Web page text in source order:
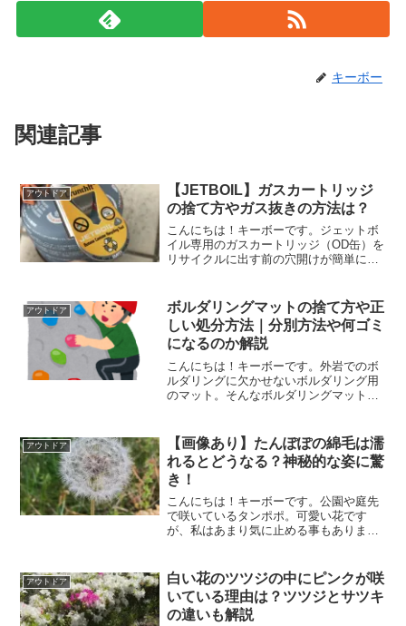
キーボー
関連記事
アウトドア
【JETBOIL】ガスカートリッジ
の捨て方やガス抜きの方法は？
こんにちは！キーボーです。ジェットボ
イル専用のガスカートリッジ（OD缶）を
リサイクルに出す前の穴開けが簡単に出
下さいね。
アウトドア
ボルダリングマットの捨て方や正
しい処分方法｜分別方法や何ゴミ
になるのか解説
こんにちは！キーボーです。外岩でのボ
ルダリングに欠かせないボルダリング用
のマット。そんなボルダリングマットで
不要になったボルダリングマットの捨て
方やそれ以外の処分方法に...
アウトドア
【画像あり】たんぽぽの綿毛は濡
れるとどうなる？神秘的な姿に驚
き！
こんにちは！キーボーです。公園や庭先
で咲いているタンポポ。可愛い花です
が、私はあまり気に止める事もありませ
アウトドア
白い花のツツジの中にピンクが咲
いている理由は？ツツジとサツキ
の違いも解説